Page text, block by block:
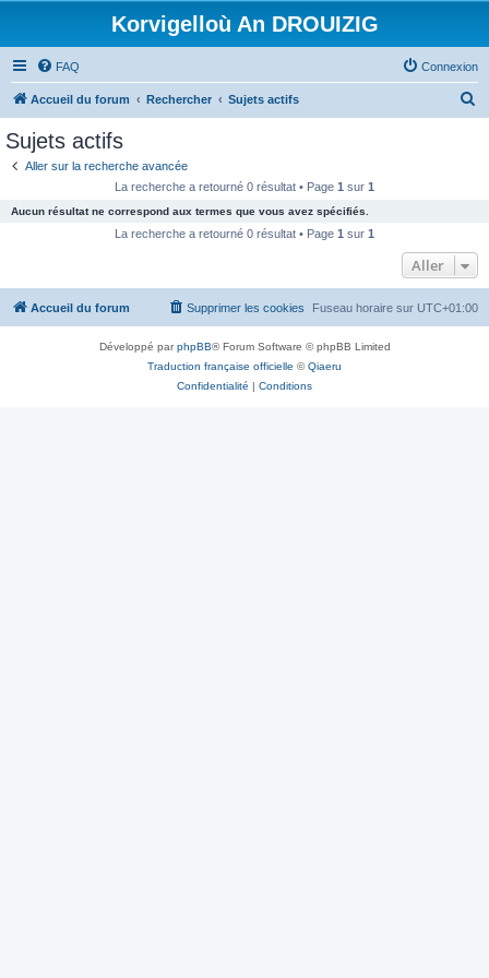
Korvigelloù An DROUIZIG
FAQ Connexion
Accueil du forum Rechercher Sujets actifs
c
e
Sujets actifs
Aller sur la recherche avancée
La recherche a retourné 0 résultat • Page 1 sur 1
Aucun résultat ne correspond aux termes que vous avez spécifiés.
La recherche a retourné 0 résultat • Page 1 sur 1
Aller
Accueil du forum Fuseau horaire sur UTC+01:00
Supprimer les cookies
Développé parphpBB® Forum Software © phpBB Limited
Traduction française officielle ©Qiaeru
Confidentialité | Conditions